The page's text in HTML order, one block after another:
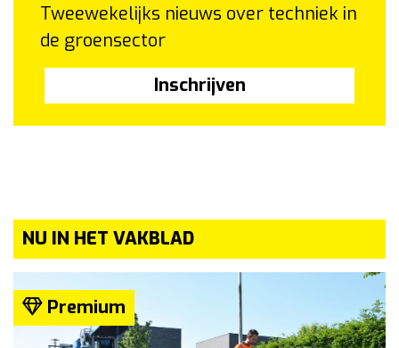
Tweewekelijks nieuws over techniek in
de groensector
Inschrijven
NU IN HET VAKBLAD
Premium